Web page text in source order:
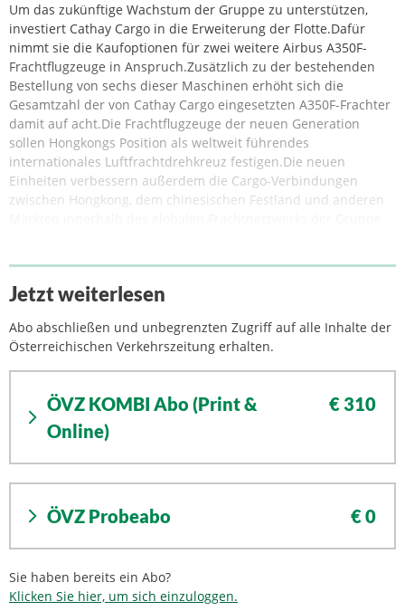
Um das zukünftige Wachstum der Gruppe zu unterstützen,
investiert Cathay Cargo in die Erweiterung der Flotte.Dafür
nimmt sie die Kaufoptionen für zwei weitere Airbus A350F-
Frachtflugzeuge in Anspruch.Zusätzlich zu der bestehenden
Bestellung von sechs dieser Maschinen erhöht sich die
Gesamtzahl der von Cathay Cargo eingesetzten A350F-Frachter
damit auf acht.Die Frachtflugzeuge der neuen Generation
sollen Hongkongs Position als weltweit führendes
internationales Luftfrachtdrehkreuz festigen.Die neuen
Einheiten verbessern außerdem die Cargo-Verbindungen
zwischen Hongkong, dem chinesischen Festland und anderen
Jetzt weiterlesen
Abo abschließen und unbegrenzten Zugriff auf alle Inhalte der
Österreichischen Verkehrszeitung erhalten.
ÖVZ KOMBI Abo (Print &
Online)
€ 310
ÖVZ Probeabo € 0
Sie haben bereits ein Abo?
Klicken Sie hier, um sich einzuloggen.